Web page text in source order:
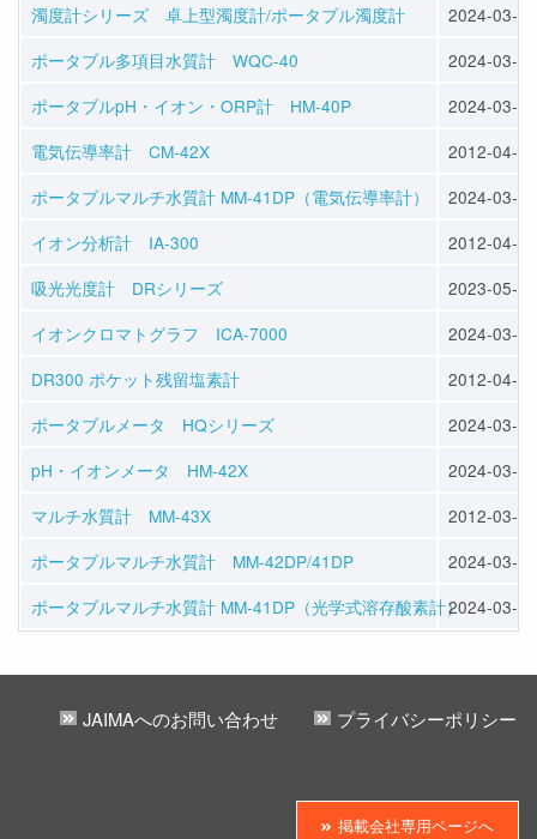
濁度計シリーズ 卓上型濁度計/ポータブル濁度計
2024-03-26
ポータブル多項目水質計 WQC-40
2024-03-26
ポータブルpH・イオン・ORP計 HM-40P
2024-03-26
電気伝導率計 CM-42X
2012-04-03
ポータブルマルチ水質計 MM-41DP（電気伝導率計）
2024-03-26
イオン分析計 IA-300
2012-04-03
吸光光度計 DRシリーズ
2023-05-01
イオンクロマトグラフ ICA-7000
2024-03-26
DR300 ポケット残留塩素計
2012-04-03
ポータブルメータ HQシリーズ
2024-03-26
pH・イオンメータ HM-42X
2024-03-26
マルチ水質計 MM-43X
2012-03-28
ポータブルマルチ水質計 MM-42DP/41DP
2024-03-26
ポータブルマルチ水質計 MM-41DP（光学式溶存酸素計）2024-03-26
JAIMAへのお問い合わせ プライバシーポリシー
掲載会社専用ページへ